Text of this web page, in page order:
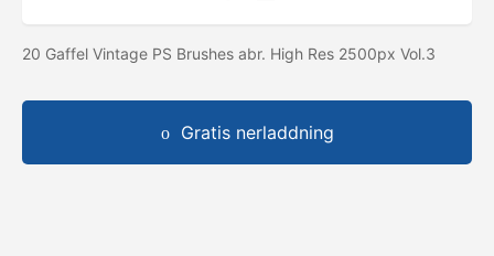
20 Gaffel Vintage PS Brushes abr. High Res 2500px Vol.3
Gratis nerladdning